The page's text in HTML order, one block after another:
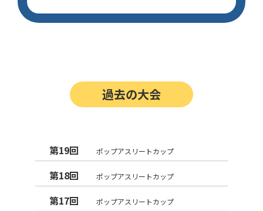
過去の大会
第19回 ポップアスリートカップ
第18回 ポップアスリートカップ
第17回 ポップアスリートカップ